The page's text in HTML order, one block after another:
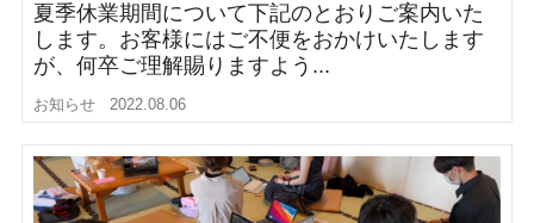
夏季休業期間について下記のとおりご案内いた
します。お客様にはご不便をおかけいたします
が、何卒ご理解賜りますよう...
お知らせ 2022.08.06